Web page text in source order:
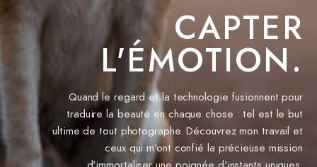
CAPTER
L'ÉMOTION.
Quand le regard et la technologie fusionnent pour
traduire la beauté en chaque chose : tel est le but
ultime de tout photographe. Découvrez mon travail et
ceux qui m'ont confié la précieuse mission